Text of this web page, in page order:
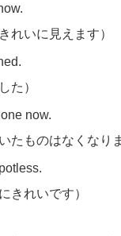
れいに見えます）
た）
now.
たものはなくなり
きれいです）